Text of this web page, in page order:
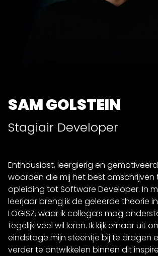
SAM GOLSTEIN
Stagiair Developer
Enthousiast, leergierig en
woorden die mij het best omschrijven
opleiding tot Software Developer. In
leerjaar breng ik de geleerde theorie
LOGISZ, waar ik collega’s mag
tegelijk veel wil leren. Ik kijk ernaar uit
eindstage mijn steentje bij te dragen
verder te ontwikkelen binnen dit